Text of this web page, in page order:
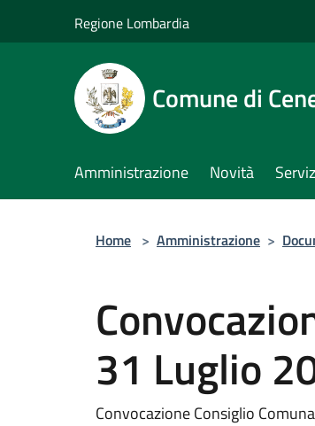
Regione Lombardia
Comune di
Amministrazione Novità
Home > Amministrazione >
31 Luglio
Convocazione Consiglio